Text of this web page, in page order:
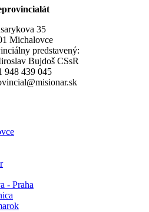
35
Michalovce
predstavený:
Bujdoš CSsR
948 439 045
- Praha